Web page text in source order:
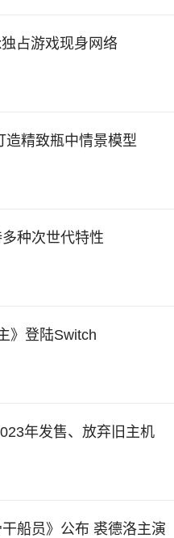
占游戏现身网络
精致瓶中情景模型
种次世代特性
》登陆Switch
年发售、放弃旧主机
船员》公布 裘德洛主演